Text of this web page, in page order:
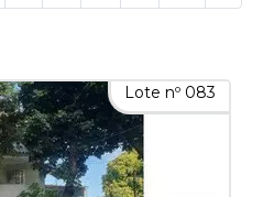
Lote nº 083